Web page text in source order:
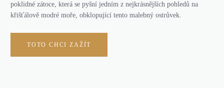
poklidné zátoce, která se pyšní jedním z nejkrásnějších pohledů na
křišťálově modré moře, obklopující tento malebný ostrůvek.
TOTO CHCI ZAŽÍT